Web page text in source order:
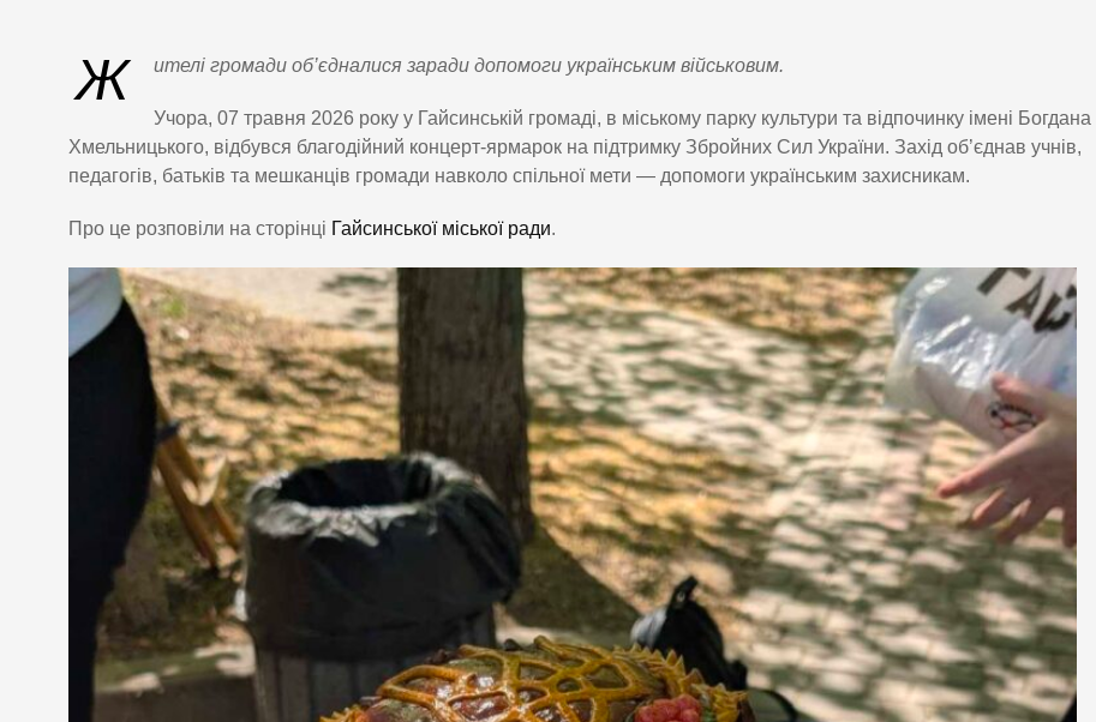
Ж ителі громади об’єдналися заради допомоги українським військовим.
Учора, 07 травня 2026 року у Гайсинській громаді, в міському парку культури та відпочинку імені Богдана
Хмельницького, відбувся благодійний концерт-ярмарок на підтримку Збройних Сил України. Захід об’єднав учнів,
педагогів, батьків та мешканців громади навколо спільної мети — допомоги українським захисникам.
Про це розповіли на сторінці Гайсинської міської ради.